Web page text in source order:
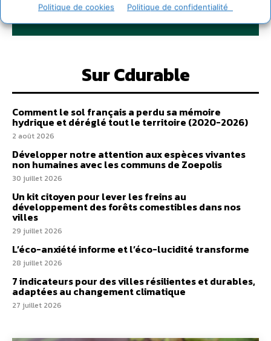
Politique de cookies Politique de confidentialité
Sur Cdurable
Comment le sol français a perdu sa mémoire
hydrique et déréglé tout le territoire (2020-2026)
2 août 2026
Développer notre attention aux espèces vivantes
non humaines avec les communs de Zoepolis
30 juillet 2026
Un kit citoyen pour lever les freins au
développement des forêts comestibles dans nos
villes
29 juillet 2026
L’éco-anxiété informe et l’éco-lucidité transforme
28 juillet 2026
7 indicateurs pour des villes résilientes et durables,
adaptées au changement climatique
27 juillet 2026